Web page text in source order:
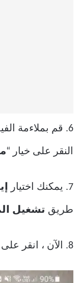
6. قم بملاءمة
النقر على خيار “
7. يمكنك اختيار
طريق تشغيل
8. الآن ، انقر على خيار ”